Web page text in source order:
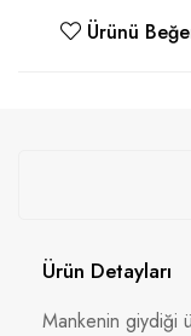
Ürünü
Ürün Detayları
Mankenin giydiği